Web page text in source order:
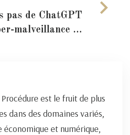
pas de ChatGPT
malveillance …
est le fruit de plus
dans des domaines variés,
économique et numérique,